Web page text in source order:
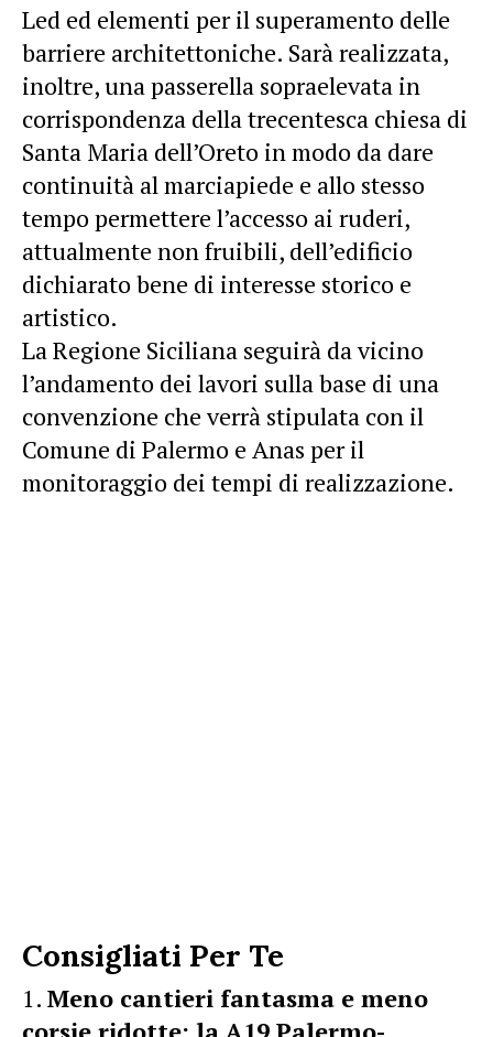
Led ed elementi per il superamento delle
barriere architettoniche. Sarà realizzata,
inoltre, una passerella sopraelevata in
corrispondenza della trecentesca chiesa di
Santa Maria dell’Oreto in modo da dare
continuità al marciapiede e allo stesso
tempo permettere l’accesso ai ruderi,
attualmente non fruibili, dell’edificio
dichiarato bene di interesse storico e
artistico.
La Regione Siciliana seguirà da vicino
l’andamento dei lavori sulla base di una
convenzione che verrà stipulata con il
Comune di Palermo e Anas per il
monitoraggio dei tempi di realizzazione.
Consigliati Per Te
Meno cantieri fantasma e meno